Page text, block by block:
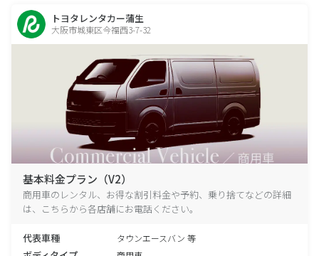
トヨタレンタカー蒲生
大阪市城東区今福西3-7-32
基本料金プラン（V2）
商用車のレンタル、お得な割引料金や予約、乗り捨てなどの詳細
は、こちらから各店舗にお電話ください。
代表車種 タウンエースバン 等